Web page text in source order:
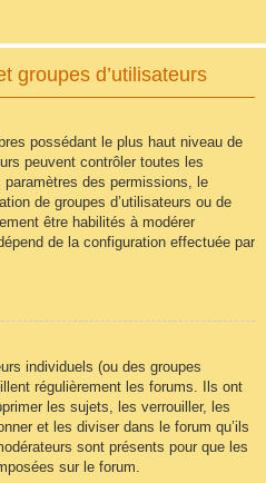
groupes d’utilisateurs
possédant le plus haut niveau de
peuvent contrôler toutes les
des permissions, le
de groupes d’utilisateurs ou de
être habilités à modérer
de la configuration effectuée par
individuels (ou des groupes
régulièrement les forums. Ils ont
les sujets, les verrouiller, les
et les diviser dans le forum qu’ils
sont présents pour que les
sur le forum.